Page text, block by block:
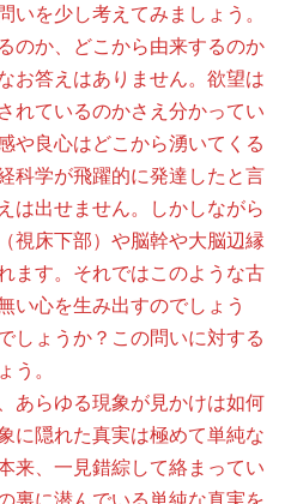
いを少し考えてみましょう。
のか、どこから由来するのか
お答えはありません。欲望は
れているのかさえ分かってい
や良心はどこから湧いてくる
科学が飛躍的に発達したと言
は出せません。しかしながら
視床下部）や脳幹や大脳辺縁
ます。それではこのような古
い心を生み出すのでしょう
しょうか？この問いに対する
う。
あらゆる現象が見かけは如何
に隠れた真実は極めて単純な
来、一見錯綜して絡まってい
裏に潜んでいる単純な真実を